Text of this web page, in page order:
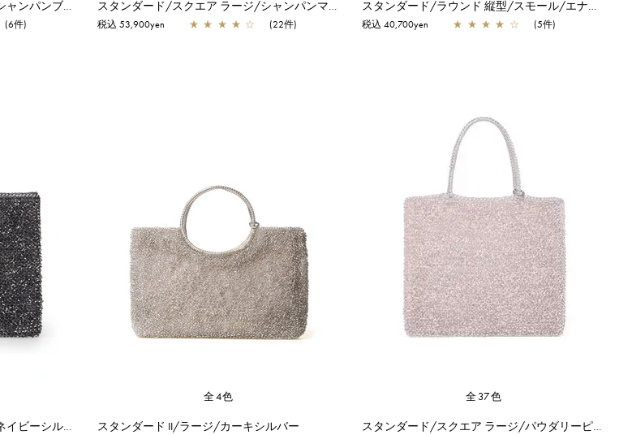
スタンダード/スクエア ラージ/シャンパンブルー
(6件)
スタンダード/スクエア ラージ/シャンパンマルチ
税込 53,900yen ★ ★ ★ ★ ☆ (22件)
スタンダード/ラウンド 縦型/スモール/エナメルブラック
税込 40,700yen ★ ★ ★ ★ ☆ (5件)
スタンダード/スクエア ラージ/ネイビーシルバー
全4色
スタンダード II/ラージ/カーキシルバー
全37色
スタンダード/スクエア ラージ/パウダリーピンクシルバー